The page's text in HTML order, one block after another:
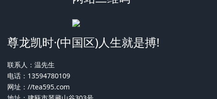
尊龙凯时·(中国区)人生就是搏!
联系人：温先生
电话：13594780109
网址： //tea595.com